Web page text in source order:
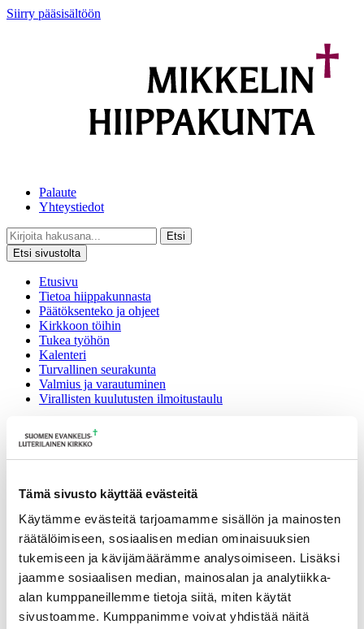
Tämä sivusto käyttää evästeitä
Käytämme evästeitä tarjoamamme sisällön ja mainosten
räätälöimiseen, sosiaalisen median ominaisuuksien
tukemiseen ja kävijämäärämme analysoimiseen. Lisäksi
jaamme sosiaalisen median, mainosalan ja analytiikka-
alan kumppaneillemme tietoja siitä, miten käytät
sivustoamme. Kumppanimme voivat yhdistää näitä
Siirry pääsisältöön
Palaute
Yhteystiedot
Etsi
Etsi sivustolta
Etusivu
Tietoa hiippakunnasta
Päätöksenteko ja ohjeet
Kirkkoon töihin
Tukea työhön
Kalenteri
Turvallinen seurakunta
Valmius ja varautuminen
Virallisten kuulutusten ilmoitustaulu
Että kukaan ei jää yksin, webinaari
28.4.2022
25.3.2022
Millaisia syitä ja taustatekijöitä on yksinäisyyden, syrjäytymisen,
väkivallan ja ulkopuolisuuden kokemisen taustalla? Miten voimme
yhdessä ehkäistä ja torjua ulkopuolisuutta? Verkkotapahtumaan
kutsutaan seurakuntien työntekijöitä ja päättäjiä Mikkelin
hiippakunnasta.
Että kukaan ei jää yksin, webinaari 28.4.2022